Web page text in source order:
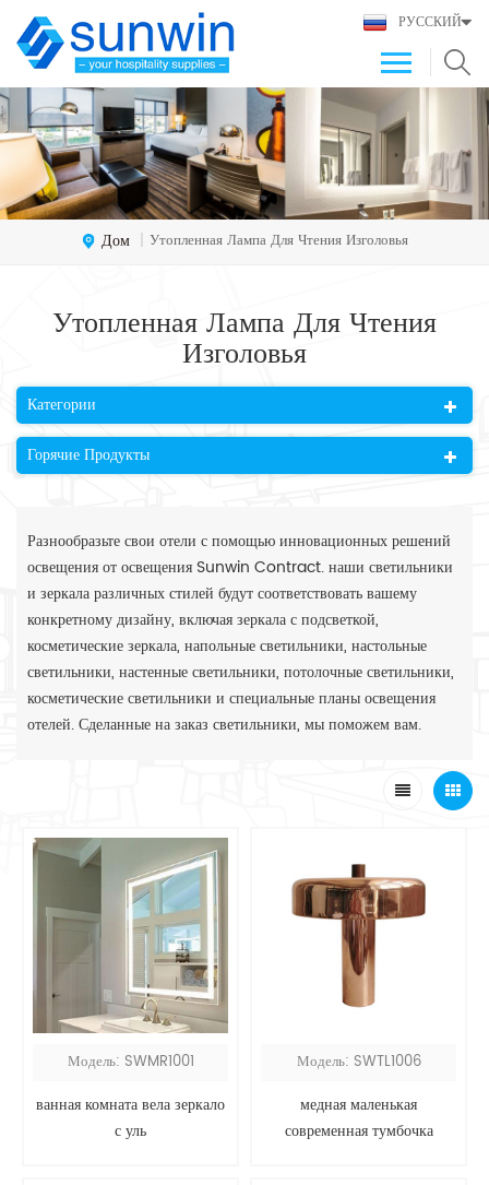
РУССКИЙ
Дом | Утопленная Лампа Для Чтения Изголовья
Утопленная Лампа Для Чтения
Изголовья
Категории
Горячие Продукты
Разнообразьте свои отели с помощью инновационных решений
освещения от освещения Sunwin Contract. наши светильники
и зеркала различных стилей будут соответствовать вашему
конкретному дизайну, включая зеркала с подсветкой,
косметические зеркала, напольные светильники, настольные
светильники, настенные светильники, потолочные светильники,
косметические светильники и специальные планы освещения
отелей. Сделанные на заказ светильники, мы поможем вам.
Модель: SWMR1001
ванная комната вела зеркало
с уль
Модель: SWTL1006
медная маленькая
современная тумбочка